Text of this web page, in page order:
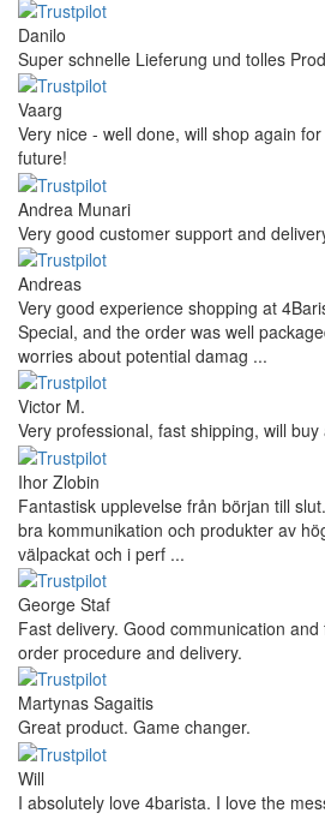
Danilo
Super schnelle Lieferung und tolles
Vaarg
Very nice - well done, will shop again
future!
Andrea Munari
Very good customer support and
Andreas
Very good experience shopping at
Special, and the order was well
worries about potential damag ...
Victor M.
Very professional, fast shipping, will buy
Ihor Zlobin
Fantastisk upplevelse från början till
bra kommunikation och produkter av
välpackat och i perf ...
George Staf
Fast delivery. Good communication
order procedure and delivery.
Martynas Sagaitis
Great product. Game changer.
Will
I absolutely love 4barista. I love the